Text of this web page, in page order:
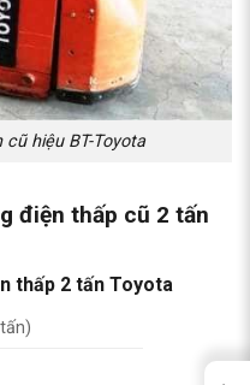
hiệu BT-Toyota
điện thấp cũ 2 tấn
thấp 2 tấn Toyota